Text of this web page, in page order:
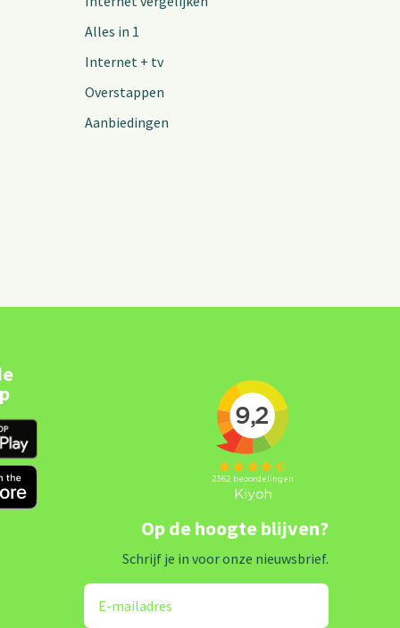
Alles in 1
Internet + tv
Overstappen
Aanbiedingen
Op de hoogte blijven?
Schrijf je in voor onze nieuwsbrief.